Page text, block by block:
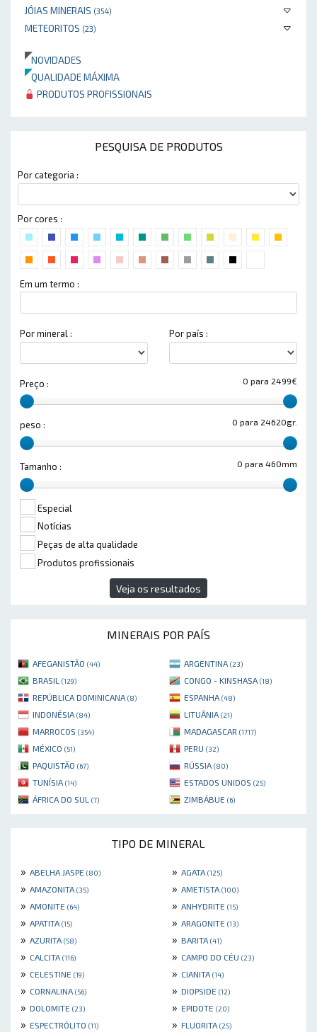
JÓIAS MINERAIS (354)
METEORITOS (23)
NOVIDADES
QUALIDADE MÁXIMA
PRODUTOS PROFISSIONAIS
PESQUISA DE PRODUTOS
Por categoria :
Por cores :
Em um termo :
Por mineral : Por país :
0 para 2499€
Preço :
0 para 24620gr.
peso :
0 para 460mm
Tamanho :
Especial
Notícias
Peças de alta qualidade
Produtos profissionais
Veja os resultados
MINERAIS POR PAÍS
AFEGANISTÃO (44) ARGENTINA (23)
BRASIL (129) CONGO - KINSHASA (18)
REPÚBLICA DOMINICANA (8) ESPANHA (48)
INDONÉSIA (84) LITUÂNIA (21)
MARROCOS (354) MADAGASCAR (1717)
MÉXICO (51) PERU (32)
PAQUISTÃO (67) RÚSSIA (80)
TUNÍSIA (14) ESTADOS UNIDOS (25)
ÁFRICA DO SUL (7) ZIMBÁBUE (6)
TIPO DE MINERAL
» ABELHA JASPE (80) » AGATA (125)
» AMAZONITA (35) » AMETISTA (100)
» AMONITE (64) » ANHYDRITE (15)
» APATITA (15) » ARAGONITE (13)
» AZURITA (58) » BARITA (41)
» CALCITA (116) » CAMPO DO CÉU (23)
» CELESTINE (19) » CIANITA (14)
» CORNALINA (56) » DIOPSIDE (12)
» DOLOMITE (23) » EPIDOTE (20)
» ESPECTRÓLITO (11) » FLUORITA (25)